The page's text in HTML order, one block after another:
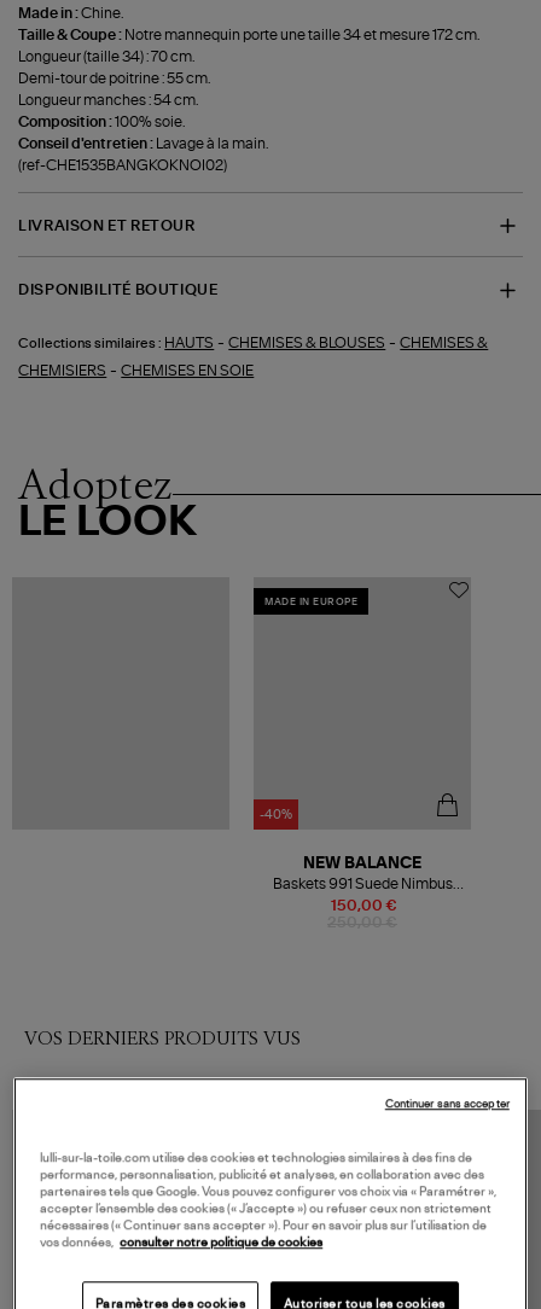
Made in :Chine.
Taille & Coupe : Notre mannequin porte une taille 34 et mesure 172 cm.
Longueur (taille 34) : 70 cm.
Demi-tour de poitrine : 55 cm.
Longueur manches : 54 cm.
Composition :100% soie.
Conseil d'entretien :
Lavage à la main.
(ref-CHE1535BANGKOKNOI02)
LIVRAISON ET RETOUR
DISPONIBILITÉ BOUTIQUE
Collections similaires : HAUTS -CHEMISES & BLOUSES -CHEMISES &
CHEMISIERS -CHEMISES EN SOIE
Adoptez
LE LOOK
MADE IN EUROPE
-40%
150,00 €
NEW BALANCE
Baskets 991 Suede Nimbus
Cloud
VOS DERNIERS PRODUITS VUS
lulli-sur-la-toile.com utilise des cookies et technologies similaires à des fins de
performance, personnalisation, publicité et analyses, en collaboration avec des
partenaires tels que Google. Vous pouvez configurer vos choix via « Paramétrer »,
accepter l’ensemble des cookies (« J’accepte ») ou refuser ceux non strictement
nécessaires (« Continuer sans accepter »). Pour en savoir plus sur l’utilisation de
vos données,
consulter notre politique de cookies
Paramètres des cookies Autoriser tous les cookies
Continuer sans accepter